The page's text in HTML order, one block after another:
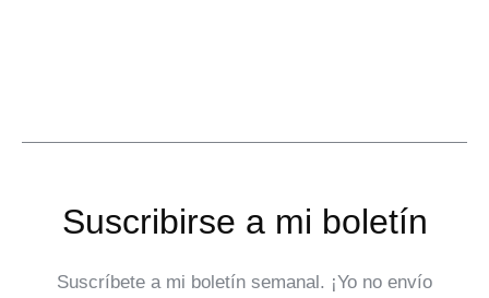
Suscribirse a mi boletín
Suscríbete a mi boletín semanal. ¡Yo no envío